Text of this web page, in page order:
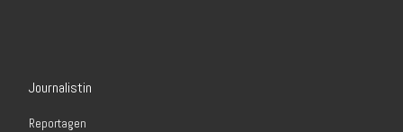
Journalistin
Reportagen